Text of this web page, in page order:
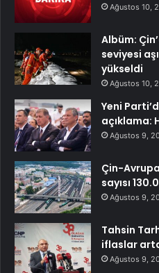
Ağustos 10,
Albüm:
seviyesi
yükseldi
Ağustos 10,
Yeni
açıklama:
Ağustos 9,
Çin-
sayısı
Ağustos 9,
Tahsin
iflaslar
Ağustos 9,